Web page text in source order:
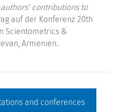
contributions to
auf der Konferenz 20th
Scientometrics &
Armenien.
and conferences